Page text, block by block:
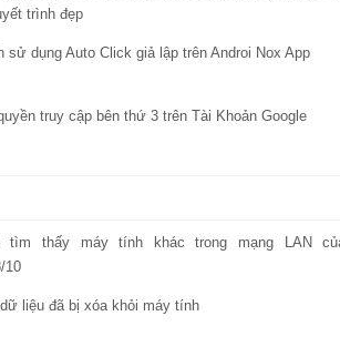
trình đẹp
sử dụng Auto Click giả lập trên Androi Nox App
truy cập bên thứ 3 trên Tài Khoản Google
tìm thấy máy tính khác trong mạng LAN
10
liệu đã bị xóa khỏi máy tính